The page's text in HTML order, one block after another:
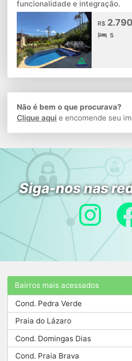
funcionalidade e integração.
R$
5
Não é bem o que procurava?
Clique aqui e encomende seu
Siga-nos nas
Bairros mais acessados
Cond. Pedra Verde
Praia do Lázaro
Cond. Domingas Dias
Cond. Praia Brava